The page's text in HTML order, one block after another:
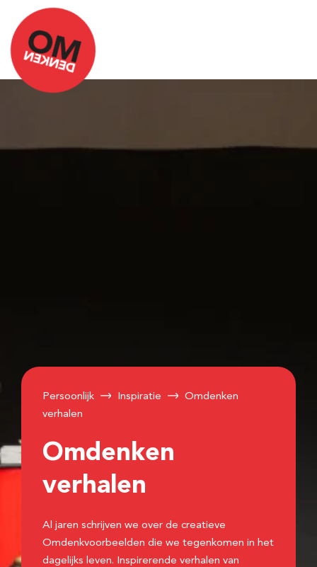
Persoonlijk Inspiratie
Omdenken
verhalen
Omdenken
verhalen
Al jaren schrijven we over de creatieve
Omdenkvoorbeelden die we tegenkomen in het
dagelijks leven. Inspirerende verhalen van